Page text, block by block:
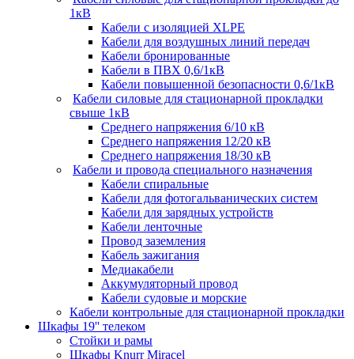
1кВ
Кабели c изоляцией XLPE
Кабели для воздушных линий передач
Кабели бронированные
Кабели в ПВХ 0,6/1кВ
Кабели повышенной безопасности 0,6/1кВ
Кабели силовые для стационарной прокладки
свыше 1кВ
Среднего напряжения 6/10 кВ
Среднего напряжения 12/20 кВ
Среднего напряжения 18/30 кВ
Кабели и провода специального назначения
Кабели спиральные
Кабели для фотогальванических систем
Кабели для зарядных устройств
Кабели ленточные
Провод заземления
Кабель зажигания
Медиакабели
Аккумуляторный провод
Кабели судовые и морские
Кабели контрольные для стационарной прокладки
Шкафы 19'' телеком
Стойки и рамы
Шкафы Knurr Miracel